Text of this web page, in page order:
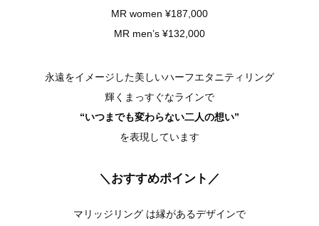
MR women ¥187,000
MR men’s ¥132,000
永遠をイメージした美しいハーフエタニティリング
輝くまっすぐなラインで
“いつまでも変わらない二人の想い”
を表現しています
＼おすすめポイント／
マリッジリング は縁があるデザインで